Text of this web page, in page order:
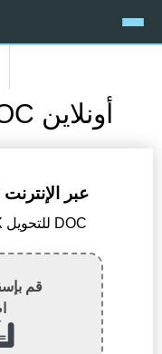
تحويل VMBX إلى DOC أونلاين
تحويل VMBX إلى DOC عبر الإنترنت
1) قم بتحميل ملف VMBX للتحويل DOC
قم